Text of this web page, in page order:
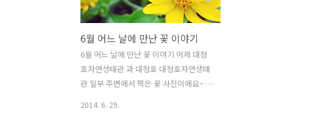
6월 어느 날에 만난 꽃 이야기
6월 어느 날에 만난 꽃 이야기 어제 대청
호자연생태관 과 대청호 대청호자연생태
관 일부 주변에서 찍은 꽃 사진이에요~ 인
2014. 6. 29.